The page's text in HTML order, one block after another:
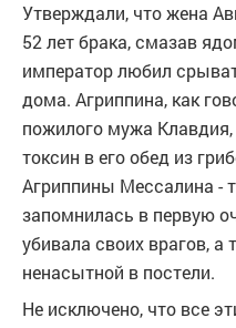
Утверждали, что жена
52 лет брака, смазав
император любил
дома. Агриппина, как
пожилого мужа
токсин в его обед из
Агриппины Мессалина -
запомнилась в первую
убивала своих врагов,
ненасытной в постели.
Не исключено, что все